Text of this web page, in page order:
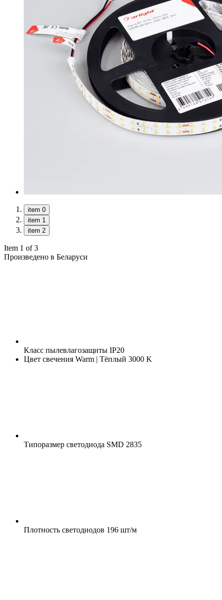
item 0
item 1
item 2
Item 1 of 3
Произведено в Беларуси
Класс пылевлагозащиты IP20
Цвет свечения Warm | Тёплый 3000 K
Типоразмер светодиода SMD 2835
Плотность светодиодов 196 шт/м